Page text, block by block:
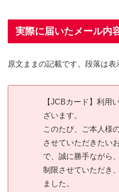
実際に届いたメール内
原文ままの記載です。段落は表
【JCBカード】利用
ざいます。
このたび、ご本人様
させていただきたい
で、誠に勝手ながら
制限させていただき
ました。